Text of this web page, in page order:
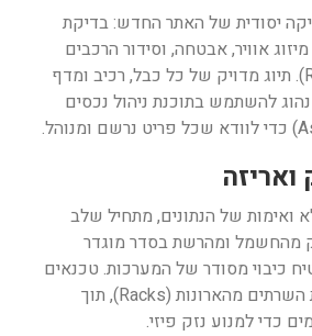
יסודית של האתר החדש: בדיקת
אוויר, אבטחה, וסידור הרכבים
מחדש (Rack Layout). תיוג מדויק של כל כבל, רכיב ומדף
להשתמש בתוכנת ניהול נכסים
ואימות של הנתונים, מתחיל שלב
מהחשמל ומהרשת בסדר מוגדר
כיבוי מסודר של המערכות. טכנאים
מיומנים מפרקים את השרתים מהארונות (Racks), תוך
כדי למנוע נזק פיזי.